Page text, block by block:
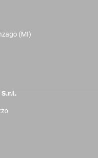
(MI)
S.r.l.